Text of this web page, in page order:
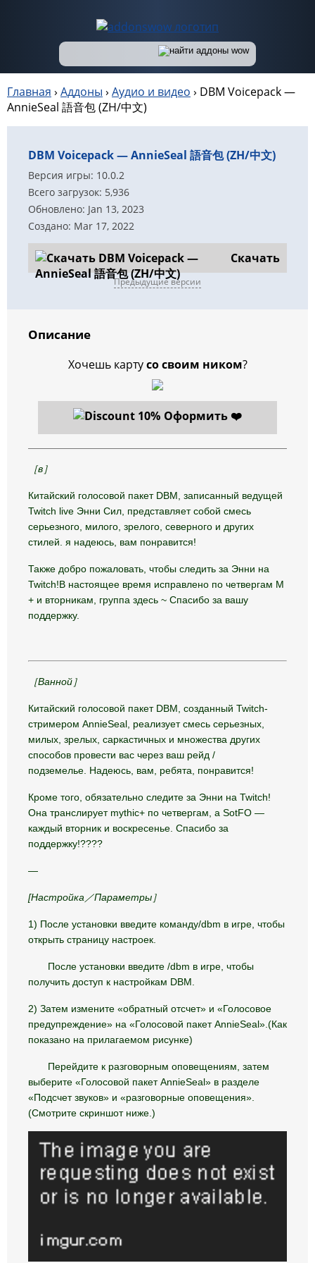
Главная › Аддоны › Аудио и видео › DBM Voicepack —
AnnieSeal 語音包 (ZH/中文)
DBM Voicepack — AnnieSeal 語音包 (ZH/中文)
Версия игры: 10.0.2
Всего загрузок: 5,936
Обновлено: Jan 13, 2023
Создано: Mar 17, 2022
Скачать
Предыдущие версии
Описание
Хочешь картусо своим ником?
Оформить ❤️
［в］
Китайский голосовой пакет DBM, записанный ведущей
Twitch live Энни Сил, представляет собой смесь
серьезного, милого, зрелого, северного и других
стилей. я надеюсь, вам понравится!
Также добро пожаловать, чтобы следить за Энни на
Twitch!В настоящее время исправлено по четвергам M
+ и вторникам, группа здесь ~ Спасибо за вашу
поддержку.
［Ванной］
Китайский голосовой пакет DBM, созданный Twitch-
стримером AnnieSeal, реализует смесь серьезных,
милых, зрелых, саркастичных и множества других
способов провести вас через ваш рейд /
подземелье. Надеюсь, вам, ребята, понравится!
Кроме того, обязательно следите за Энни на Twitch!
Она транслирует mythic+ по четвергам, а SotFO —
каждый вторник и воскресенье. Спасибо за
поддержку!????
—
[Настройка／Параметры］
1) После установки введите команду/dbm в игре, чтобы
открыть страницу настроек.
После установки введите /dbm в игре, чтобы
получить доступ к настройкам DBM.
2) Затем измените «обратный отсчет» и «Голосовое
предупреждение» на «Голосовой пакет AnnieSeal».(Как
показано на прилагаемом рисунке)
Перейдите к разговорным оповещениям, затем
выберите «Голосовой пакет AnnieSeal» в разделе
«Подсчет звуков» и «разговорные оповещения».
(Смотрите скриншот ниже.)